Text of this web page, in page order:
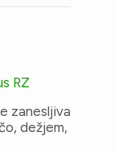
RZ
zanesljiva
dežjem,